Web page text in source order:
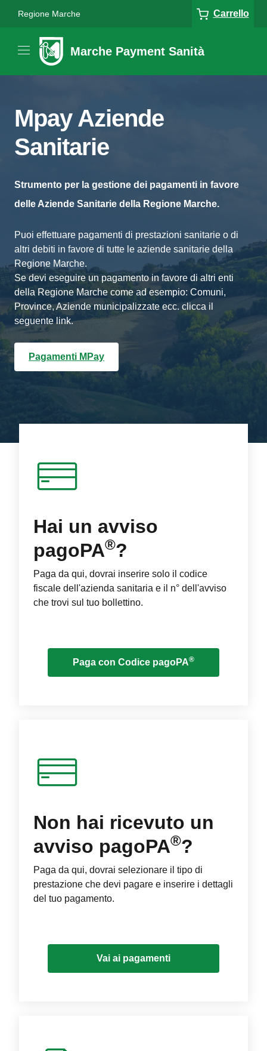
Regione Marche Carrello
Marche Payment Sanità
Mpay Aziende
Sanitarie
Strumento per la gestione dei pagamenti in favore
delle Aziende Sanitarie della Regione Marche.
Puoi effettuare pagamenti di prestazioni sanitarie o di
altri debiti in favore di tutte le aziende sanitarie della
Regione Marche.
Se devi eseguire un pagamento in favore di altri enti
della Regione Marche come ad esempio: Comuni,
Province, Aziende municipalizzate ecc. clicca il
seguente link.
Pagamenti MPay
Hai un avviso
pagoPA®?
Paga da qui, dovrai inserire solo il codice
fiscale dell'azienda sanitaria e il n° dell'avviso
che trovi sul tuo bollettino.
Paga con Codice pagoPA®
Non hai ricevuto un
avviso pagoPA®?
Paga da qui, dovrai selezionare il tipo di
prestazione che devi pagare e inserire i dettagli
del tuo pagamento.
Vai ai pagamenti